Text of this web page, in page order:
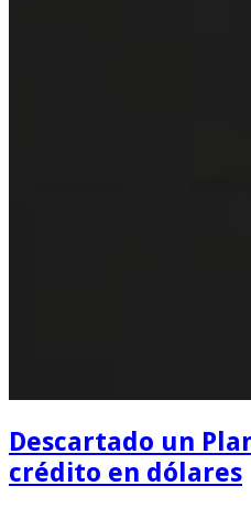
Descartado un
crédito en dólares